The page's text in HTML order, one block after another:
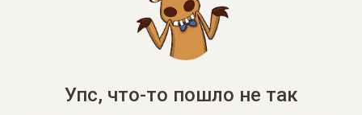
Упс, что-то пошло не так